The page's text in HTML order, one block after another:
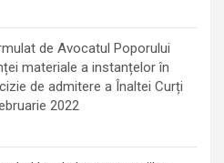
de Avocatul Poporului
materiale a instanțelor în
de admitere a Înaltei Curți
2022